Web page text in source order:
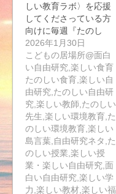
しい教育ラボ〉を応援
してくださっている方
向けに毎週『たのし
い…
2026年1月30日
こどもの居場所@面白
い自由研究,楽しい食育
たのしい食育,楽しい自
由研究,たのしい自由研
究,楽しい教師,たのしい
先生,楽しい環境教育,た
のしい環境教育,楽しい
島言葉,自由研究ネタ,た
のしい授業,楽しい授
業・楽しい自由研究,面
白い自由研究,楽しい学
力,楽しい教材,楽しい福